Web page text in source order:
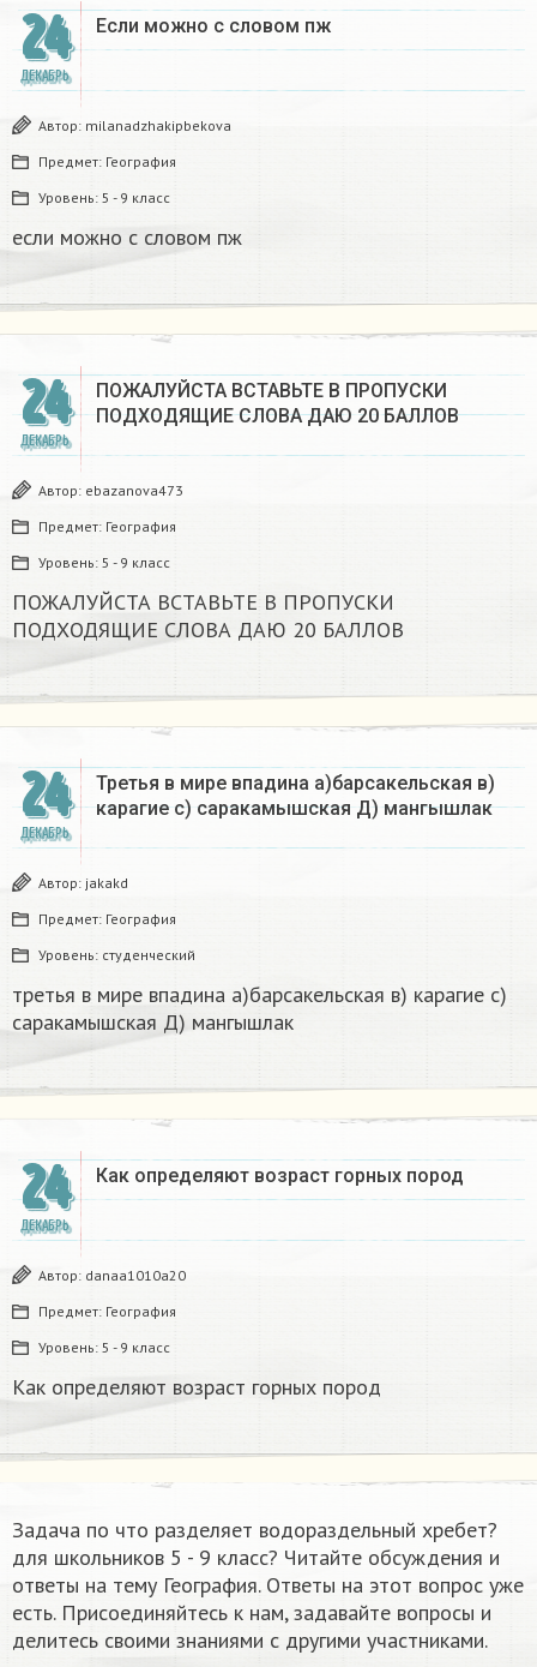
24
ДЕКАБРЬ
Если можно с словом пж​
Автор: milanadzhakipbekova
Предмет: География
Уровень: 5 - 9 класс
если можно с словом пж​
24
ДЕКАБРЬ
ПОЖАЛУЙСТА ВСТАВЬТЕ В ПРОПУСКИ
ПОДХОДЯЩИЕ СЛОВА ДАЮ 20 БАЛЛОВ​
Автор: ebazanova473
Предмет: География
Уровень: 5 - 9 класс
ПОЖАЛУЙСТА ВСТАВЬТЕ В ПРОПУСКИ
ПОДХОДЯЩИЕ СЛОВА ДАЮ 20 БАЛЛОВ​
24
ДЕКАБРЬ
Третья в мире впадина а)барсакельская в)
карагие с) саракамышская Д) мангышлак​
Автор: jakakd
Предмет: География
Уровень: студенческий
третья в мире впадина а)барсакельская в) карагие с)
саракамышская Д) мангышлак​
24
ДЕКАБРЬ
Как определяют возраст горных пород
Автор: danaa1010a20
Предмет: География
Уровень: 5 - 9 класс
Как определяют возраст горных пород
Задача по что разделяет водораздельный хребет?
для школьников 5 - 9 класс? Читайте обсуждения и
ответы на тему География. Ответы на этот вопрос уже
есть. Присоединяйтесь к нам, задавайте вопросы и
делитесь своими знаниями с другими участниками.